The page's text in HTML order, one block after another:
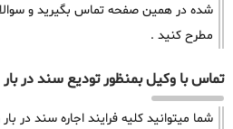
شده در همین صفحه تماس بگیرید و
مطرح کنید .
تماس با وکیل بمنظور تودیع سند در بار
شما میتوانید کلیه فرایند اجاره سند در